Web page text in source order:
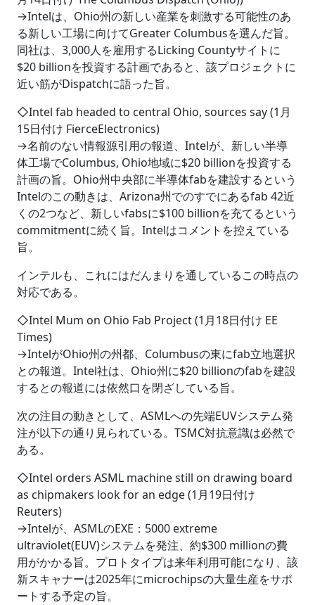
→Intelは、Ohio州の新しい産業を刺激する可能性のあ
る新しい工場に向けてGreater Columbusを選んだ旨。
同社は、3,000人を雇用するLicking Countyサイトに
$20 billionを投資する計画であると、該プロジェクトに
近い筋がDispatchに語った旨。
◇Intel fab headed to central Ohio, sources say (1月
15日付け FierceElectronics)
→名前のない情報源引用の報道、Intelが、新しい半導
体工場でColumbus, Ohio地域に$20 billionを投資する
計画の旨。Ohio州中央部に半導体fabを建設するという
Intelのこの動きは、Arizona州でのすでにあるfab 42近
くの2つなど、新しいfabsに$100 billionを充てるという
commitmentに続く旨。Intelはコメントを控えている
旨。
インテルも、これにはだんまりを通しているこの時点の
対応である。
◇Intel Mum on Ohio Fab Project (1月18日付け EE
Times)
→IntelがOhio州の州都、Columbusの東にfab立地選択
との報道。Intel社は、Ohio州に$20 billionのfabを建設
するとの報道には依然口を閉ざしている旨。
次の注目の動きとして、ASMLへの先端EUVシステム発
注が以下の通り見られている。TSMC対抗意識は必然で
ある。
◇Intel orders ASML machine still on drawing board
as chipmakers look for an edge (1月19日付け
Reuters)
→Intelが、ASMLのEXE：5000 extreme
ultraviolet(EUV)システムを発注、約$300 millionの費
用がかかる旨。プロトタイプは来年利用可能になり、該
新スキャナーは2025年にmicrochipsの大量生産をサポ
ートする予定の旨。